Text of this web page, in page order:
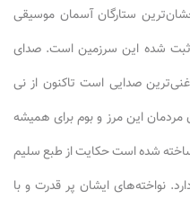
ستارگان آسمان موسیقی
ثبت شده این سرزمین است. صدای
صدایی است تاکنون از نی
مردمان این مرز و بوم برای همیشه
شده است حکایت از طبع سلیم
نواخته‌های ایشان پر قدرت و با